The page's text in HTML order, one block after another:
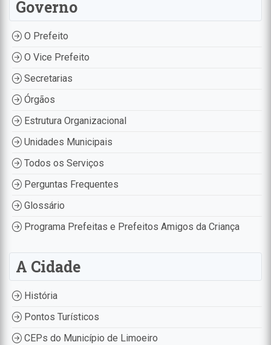
Governo
O Prefeito
O Vice Prefeito
Secretarias
Órgãos
Estrutura Organizacional
Unidades Municipais
Todos os Serviços
Perguntas Frequentes
Glossário
Programa Prefeitas e Prefeitos Amigos da Criança
A Cidade
História
Pontos Turísticos
CEPs do Município de Limoeiro